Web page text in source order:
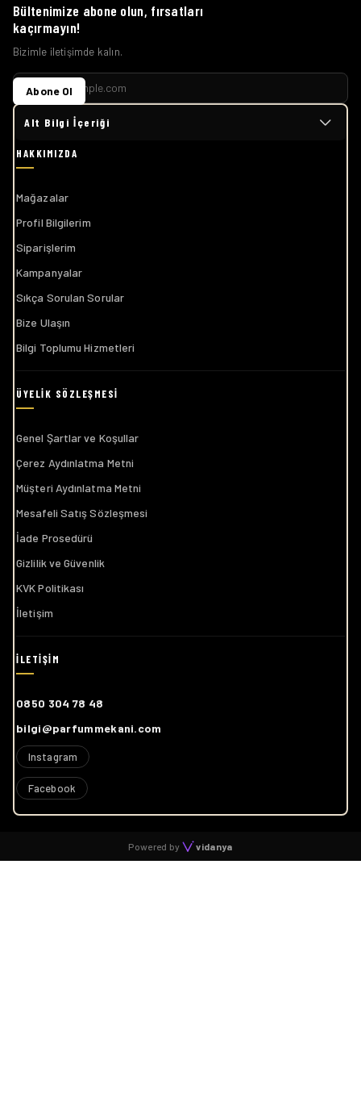
Alt Bilgi İçeriği
Mağazalar
Profil Bilgilerim
Siparişlerim
Kampanyalar
Sıkça Sorulan Sorular
Bize Ulaşın
Bilgi Toplumu Hizmetleri
Genel Şartlar ve Koşullar
Çerez Aydınlatma Metni
Müşteri Aydınlatma Metni
Mesafeli Satış Sözleşmesi
İade Prosedürü
Gizlilik ve Güvenlik
KVK Politikası
İletişim
0850 304 78 48
bilgi@parfummekani.com
Instagram
Facebook
Bültenimize abone olun, fırsatları
kaçırmayın!
Bizimle iletişimde kalın.
Abone Ol
Powered by vidanya